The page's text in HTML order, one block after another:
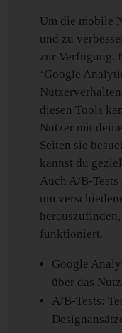
Um die mobile
und zu
zur Verfügung.
‘Google
diesen Tools
Nutzer mit
Seiten sie
kannst du
Auch A/B-
um
funktioniert.
Google
über das
A/B-Tests: